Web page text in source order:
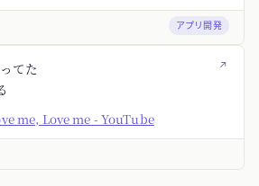
アプリ開発
↗
てた
me, Love me - YouTube